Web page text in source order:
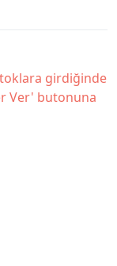
girdiğinde
Ver' butonuna